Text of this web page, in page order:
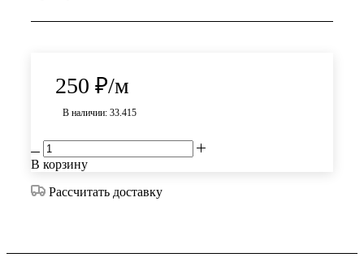
250 ₽/м
В наличии: 33.415
В корзину
Рассчитать доставку